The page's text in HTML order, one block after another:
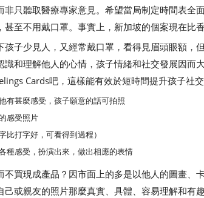
非只聽取醫療專家意見。希望當局制定時間表全
至不用戴口罩。事實上，新加坡的個案現在比香
少見人，又經常戴口罩，看得見眉頭眼額，但
識和理解他人的心情，孩子情緒和社交發展因而
Cards吧，這樣能有效於短時間提升孩子社交
有甚麼感受，孩子願意的話可拍照
感受照片
比打字好，可看得到過程）
種感受，扮演出來，做出相應的表情
買現成產品？因市面上的多是以他人的圖畫、
己或親友的照片那麼真實、具體、容易理解和有